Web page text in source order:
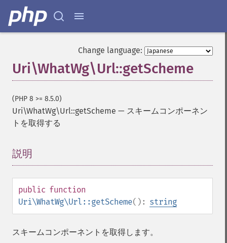
Change language:
Uri\WhatWg\Url::getScheme
(PHP 8 >= 8.5.0)
Uri\WhatWg\Url::getScheme — スキームコンポーネン
トを取得する
説明
public function
Uri\WhatWg\Url::getScheme(): string
スキームコンポーネントを取得します。